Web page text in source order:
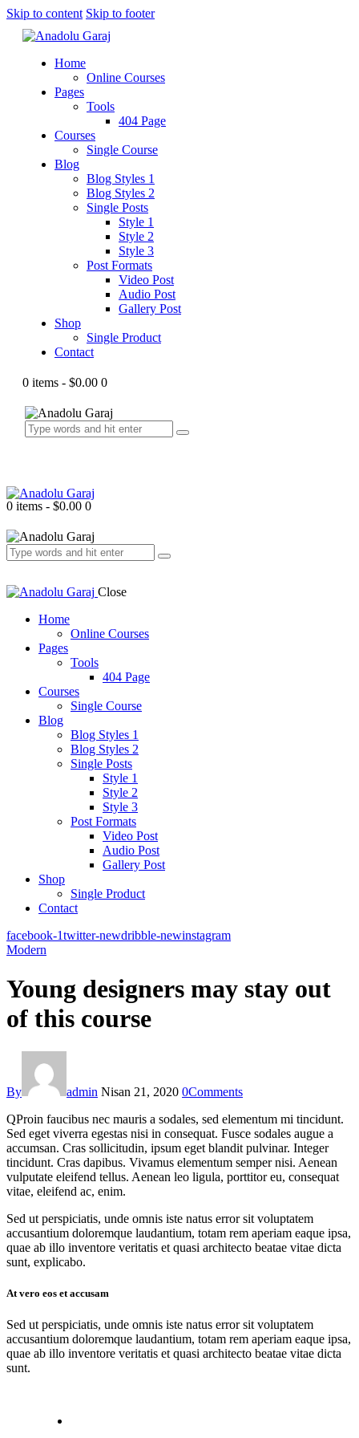
Skip to content Skip to footer
Home
Online Courses
Pages
Tools
404 Page
Courses
Single Course
Blog
Blog Styles 1
Blog Styles 2
Single Posts
Style 1
Style 2
Style 3
Post Formats
Video Post
Audio Post
Gallery Post
Shop
Single Product
Contact
0 items - $0.00 0
0 items - $0.00 0
Close
Home
Online Courses
Pages
Tools
404 Page
Courses
Single Course
Blog
Blog Styles 1
Blog Styles 2
Single Posts
Style 1
Style 2
Style 3
Post Formats
Video Post
Audio Post
Gallery Post
Shop
Single Product
Contact
facebook-1twitter-newdribble-newinstagram
Modern
Young designers may stay out
of this course
By admin Nisan 21, 2020 0Comments
QProin faucibus nec mauris a sodales, sed elementum mi tincidunt.
Sed eget viverra egestas nisi in consequat. Fusce sodales augue a
accumsan. Cras sollicitudin, ipsum eget blandit pulvinar. Integer
tincidunt. Cras dapibus. Vivamus elementum semper nisi. Aenean
vulputate eleifend tellus. Aenean leo ligula, porttitor eu, consequat
vitae, eleifend ac, enim.
Sed ut perspiciatis, unde omnis iste natus error sit voluptatem
accusantium doloremque laudantium, totam rem aperiam eaque ipsa,
quae ab illo inventore veritatis et quasi architecto beatae vitae dicta
sunt, explicabo.
At vero eos et accusam
Sed ut perspiciatis, unde omnis iste natus error sit voluptatem
accusantium doloremque laudantium, totam rem aperiam eaque ipsa,
quae ab illo inventore veritatis et quasi architecto beatae vitae dicta
sunt.